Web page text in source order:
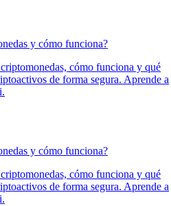
y cómo funciona?
cómo funciona y qué
de forma segura. Aprende a
y cómo funciona?
cómo funciona y qué
de forma segura. Aprende a